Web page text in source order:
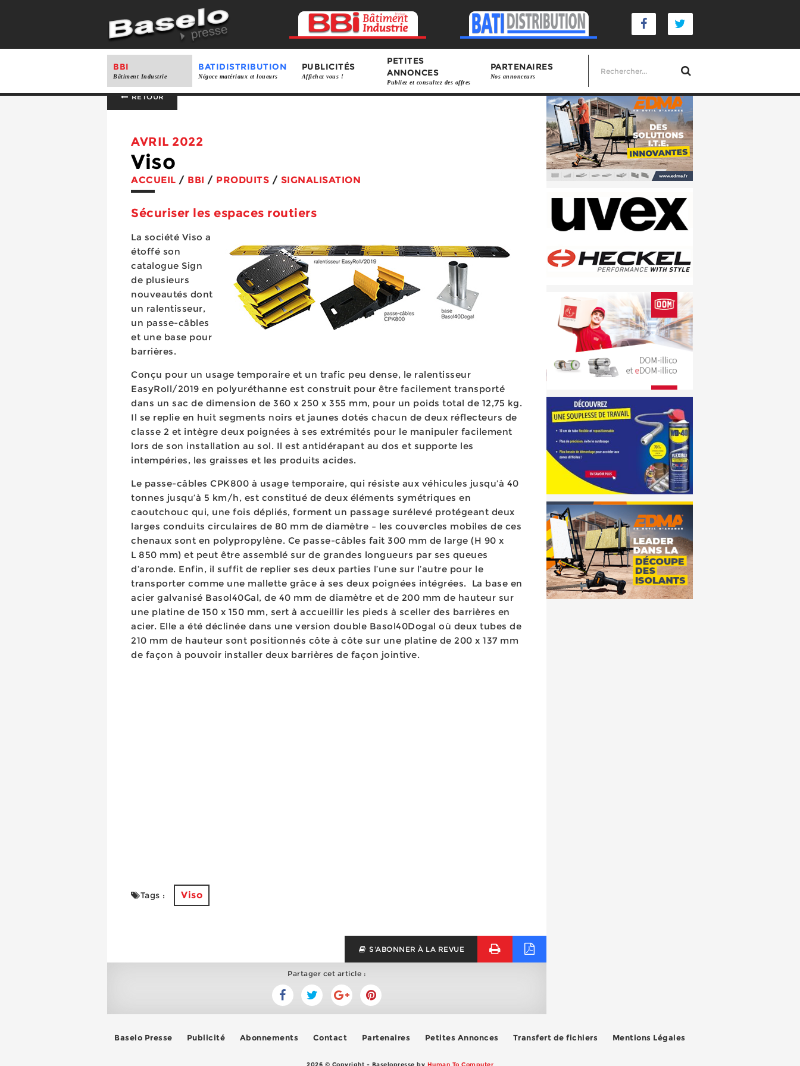
BBI
Bâtiment Industrie
BATIDISTRIBUTION
Négoce matériaux et loueurs
PUBLICITÉS
Affichez vous !
PETITES
ANNONCES
Publiez et consultez des offres
PARTENAIRES
Nos annonceurs
RETOUR
AVRIL 2022
Viso
ACCUEIL / BBI / PRODUITS / SIGNALISATION
Sécuriser les espaces routiers
La société Viso a
étoffé son
catalogue Sign
de plusieurs
nouveautés dont
un ralentisseur,
un passe-câbles
et une base pour
barrières.
Conçu pour un usage temporaire et un trafic peu dense, le ralentisseur
EasyRoll/2019 en polyuréthanne est construit pour être facilement transporté
dans un sac de dimension de 360 x 250 x 355 mm, pour un poids total de 12,75 kg.
Il se replie en huit segments noirs et jaunes dotés chacun de deux réflecteurs de
classe 2 et intègre deux poignées à ses extrémités pour le manipuler facilement
lors de son installation au sol. Il est antidérapant au dos et supporte les
intempéries, les graisses et les produits acides.
Le passe-câbles CPK800 à usage temporaire, qui résiste aux véhicules jusqu’à 40
tonnes jusqu’à 5 km/h, est constitué de deux éléments symétriques en
caoutchouc qui, une fois dépliés, forment un passage surélevé protégeant deux
larges conduits circulaires de 80 mm de diamètre – les couvercles mobiles de ces
chenaux sont en polypropylène. Ce passe-câbles fait 300 mm de large (H 90 x
L 850 mm) et peut être assemblé sur de grandes longueurs par ses queues
d’aronde. Enfin, il suffit de replier ses deux parties l’une sur l’autre pour le
transporter comme une mallette grâce à ses deux poignées intégrées. La base en
acier galvanisé Basol40Gal, de 40 mm de diamètre et de 200 mm de hauteur sur
une platine de 150 x 150 mm, sert à accueillir les pieds à sceller des barrières en
acier. Elle a été déclinée dans une version double Basol40Dogal où deux tubes de
210 mm de hauteur sont positionnés côte à côte sur une platine de 200 x 137 mm
de façon à pouvoir installer deux barrières de façon jointive.
Tags : Viso
S'ABONNER À LA REVUE
Partager cet article :
Baselo Presse Publicité Abonnements Contact Partenaires Petites Annonces Transfert de fichiers Mentions Légales